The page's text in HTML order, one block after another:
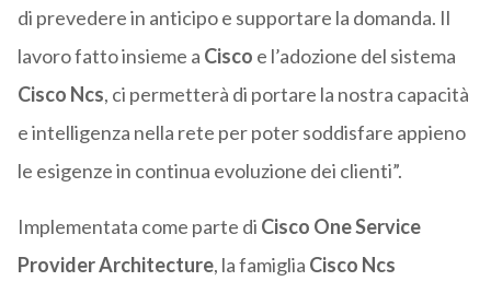
di prevedere in anticipo e supportare la domanda. Il
lavoro fatto insieme a Cisco e l’adozione del sistema
Cisco Ncs, ci permetterà di portare la nostra capacità
e intelligenza nella rete per poter soddisfare appieno
le esigenze in continua evoluzione dei clienti”.
Implementata come parte di Cisco One Service
ProviderArchitecture, la famiglia Cisco Ncs